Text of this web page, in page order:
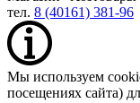
тел. 8 (40161) 381-96
Мы используем
посещениях сайта)